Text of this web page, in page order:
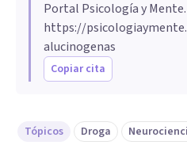
Portal Psicología y Mente.
https://
alucinogenas
Copiar cita
Tópicos Droga